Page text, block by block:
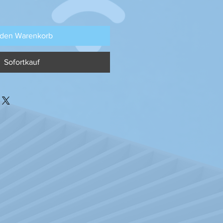
Warenkorb
Sofortkauf